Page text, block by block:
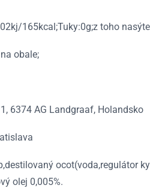
165kcal;Tuky:0g;z toho
obale;
1, 6374 AG Landgraaf, Holandsko
ocot(voda,regulátor
olej 0,005%.